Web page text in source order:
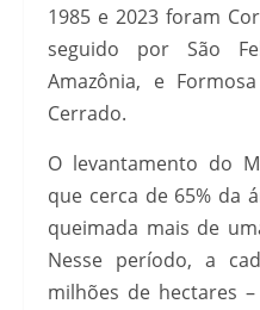
1985 e 2023 foram
seguido por São
Amazônia, e
Cerrado.
O levantamento do
que cerca de 65% da
queimada mais de
Nesse período, a
milhões de hectares